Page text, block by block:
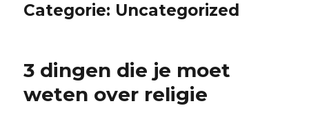
Categorie: Uncategorized
3 dingen die je moet
weten over religie